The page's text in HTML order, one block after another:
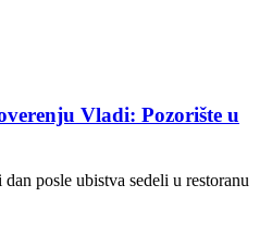
Vladi: Pozorište u
posle ubistva sedeli u restoranu